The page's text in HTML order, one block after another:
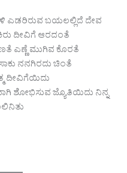
ಎಡರಿರುವ ಬಯಲಲ್ಲಿದೆ ದೇವ
ದೀವಿಗೆ ಆರದಂತೆ
ಎಣ್ಣೆ ಮುಗಿವ ಕೊರತೆ
ನನಗಿರದು ಚಿಂತೆ
ದೀವಿಗೆಯಿದು
ಶೋಭಿಸುವ ಜ್ಯೊತಿಯಿದು ನಿನ್ನ